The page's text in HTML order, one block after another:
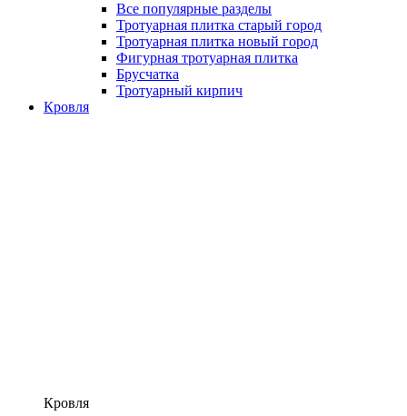
Все популярные разделы
Тротуарная плитка старый город
Тротуарная плитка новый город
Фигурная тротуарная плитка
Брусчатка
Тротуарный кирпич
Кровля
Кровля